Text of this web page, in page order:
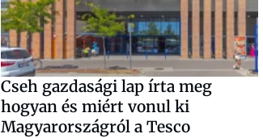
Cseh gazdasági lap írta meg
hogyan és miért vonul ki
Magyarországról a Tesco